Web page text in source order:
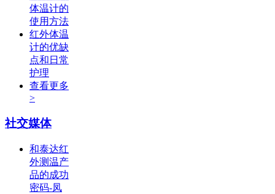
体温计的
使用方法
红外体温
计的优缺
点和日常
护理
查看更多
>
社交媒体
和泰达红
外测温产
品的成功
密码-凤